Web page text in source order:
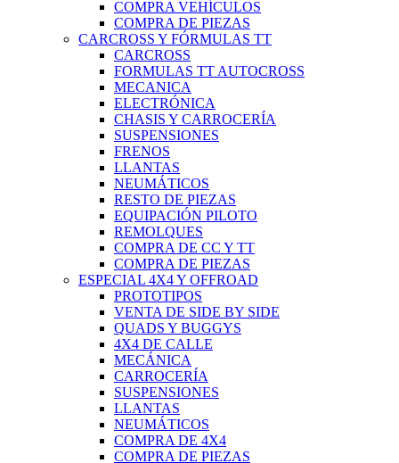
COMPRA VEHÍCULOS
COMPRA DE PIEZAS
CARCROSS Y FÓRMULAS TT
CARCROSS
FORMULAS TT AUTOCROSS
MECANICA
ELECTRÓNICA
CHASIS Y CARROCERÍA
SUSPENSIONES
FRENOS
LLANTAS
NEUMÁTICOS
RESTO DE PIEZAS
EQUIPACIÓN PILOTO
REMOLQUES
COMPRA DE CC Y TT
COMPRA DE PIEZAS
ESPECIAL 4X4 Y OFFROAD
PROTOTIPOS
VENTA DE SIDE BY SIDE
QUADS Y BUGGYS
4X4 DE CALLE
MECÁNICA
CARROCERÍA
SUSPENSIONES
LLANTAS
NEUMÁTICOS
COMPRA DE 4X4
COMPRA DE PIEZAS